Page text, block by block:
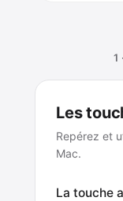
1
Les
Repérez et
Mac.
La touche